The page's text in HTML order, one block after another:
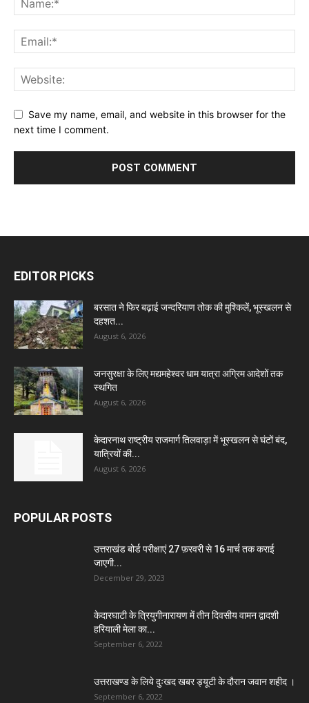
Save my name, email, and website in this browser for the
next time I comment.
EDITOR PICKS
बरसात ने फिर बढ़ाई जन्दरियाण तोक की मुश्किलें, भूस्खलन से
दहशत...
August 6, 2026
जनसुरक्षा के लिए मद्यमहेश्वर धाम यात्रा अग्रिम आदेशों तक
स्थगित
August 6, 2026
केदारनाथ राष्ट्रीय राजमार्ग तिलवाड़ा में भूस्खलन से घंटों बंद,
यात्रियों की...
August 6, 2026
POPULAR POSTS
उत्तराखंड बोर्ड परीक्षाएं 27 फ़रवरी से 16 मार्च तक कराई
जाएगी...
December 29, 2023
केदारघाटी के त्रियुगीनारायण में तीन दिवसीय वामन द्वादशी
हरियाली मेला का...
September 6, 2022
उत्तराखण्ड के लिये दुःखद खबर ड्यूटी के दौरान जवान शहीद ।
September 6, 2022